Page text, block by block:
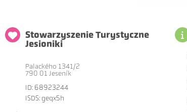
Stowarzyszenie Turystyczne
Jesioniki
Palackého 1341/2
790 01 Jeseník
ID: 68923244
ISDS: geqx5h